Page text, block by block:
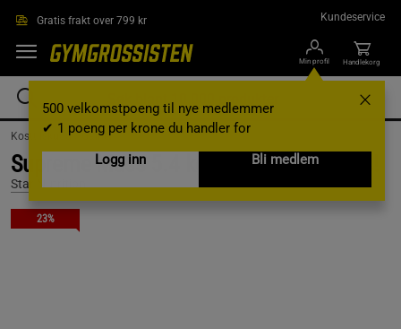
Gratis frakt over 799 kr Kundeservice
Min profil
500 velkomstpoeng til nye medlemmer
✔ 1 poeng per krone du handler for
Logg inn
Bli medlem
Handlekorg
Kosttilskudd / Gainer
Supreme Mass 5.4 kg + Bonus Products!
Star Nutrition
23%